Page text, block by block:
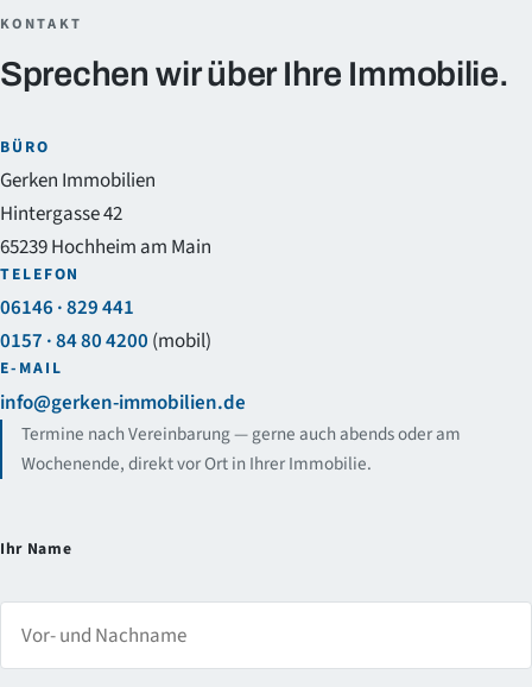
KONTAKT
Sprechen wir über Ihre Immobilie.
BÜRO
Gerken Immobilien
Hintergasse 42
65239 Hochheim am Main
TELEFON
06146 · 829 441
0157 · 84 80 4200 (mobil)
E-MAIL
info@gerken-immobilien.de
Termine nach Vereinbarung — gerne auch abends oder am
Wochenende, direkt vor Ort in Ihrer Immobilie.
Ihr Name